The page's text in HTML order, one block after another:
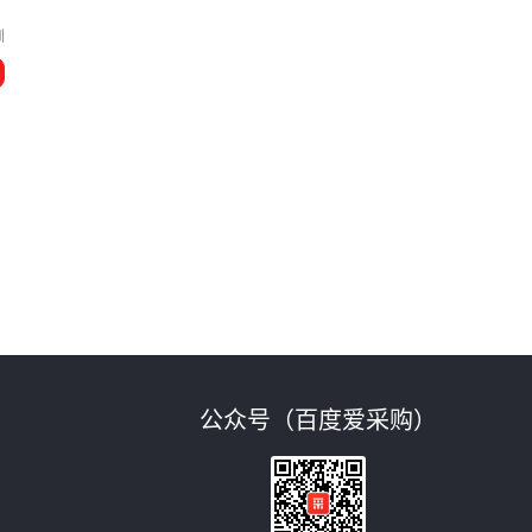
公众号（百度爱采购）